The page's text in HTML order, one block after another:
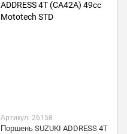
Артикул: 26158
Поршень SUZUKI ADDRESS 4T